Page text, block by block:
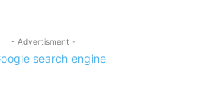
- Advertisment -